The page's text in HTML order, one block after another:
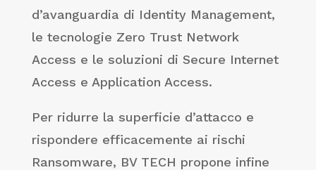
d’avanguardia di Identity Management,
le tecnologie Zero Trust Network
Access e le soluzioni di Secure Internet
Access e Application Access.
Per ridurre la superficie d’attacco e
rispondere efficacemente ai rischi
Ransomware, BV TECH propone infine